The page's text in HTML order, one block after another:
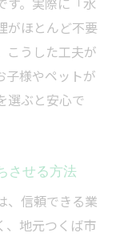
がほとんど不要
こうした工夫が
子様やペットが
選ぶと安心で
させる方法
、信頼できる業
、地元つくば市